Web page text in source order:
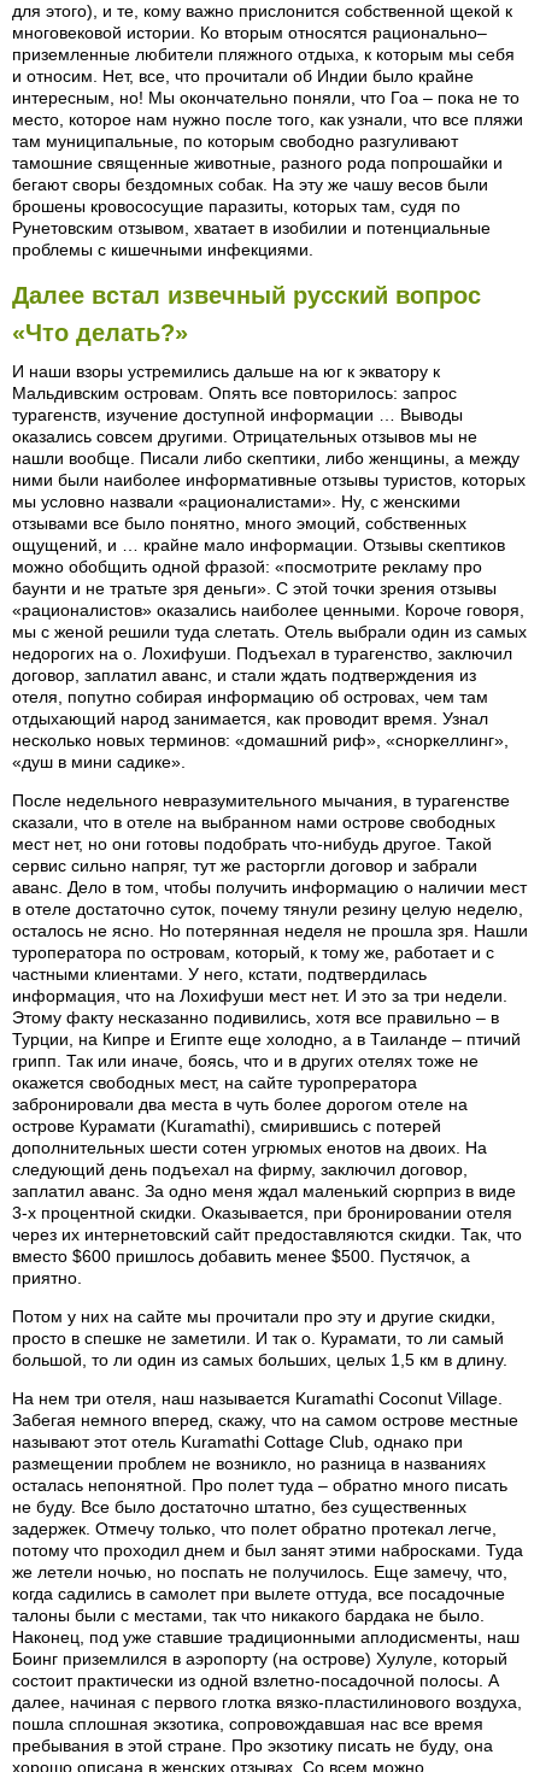
для этого), и те, кому важно прислонится собственной щекой к
многовековой истории. Ко вторым относятся рационально–
приземленные любители пляжного отдыха, к которым мы себя
и относим. Нет, все, что прочитали об Индии было крайне
интересным, но! Мы окончательно поняли, что Гоа – пока не то
место, которое нам нужно после того, как узнали, что все пляжи
там муниципальные, по которым свободно разгуливают
тамошние священные животные, разного рода попрошайки и
бегают своры бездомных собак. На эту же чашу весов были
брошены кровососущие паразиты, которых там, судя по
Рунетовским отзывом, хватает в изобилии и потенциальные
проблемы с кишечными инфекциями.
Далее встал извечный русский вопрос
«Что делать?»
И наши взоры устремились дальше на юг к экватору к
Мальдивским островам. Опять все повторилось: запрос
турагенств, изучение доступной информации … Выводы
оказались совсем другими. Отрицательных отзывов мы не
нашли вообще. Писали либо скептики, либо женщины, а между
ними были наиболее информативные отзывы туристов, которых
мы условно назвали «рационалистами». Ну, с женскими
отзывами все было понятно, много эмоций, собственных
ощущений, и … крайне мало информации. Отзывы скептиков
можно обобщить одной фразой: «посмотрите рекламу про
баунти и не тратьте зря деньги». С этой точки зрения отзывы
«рационалистов» оказались наиболее ценными. Короче говоря,
мы с женой решили туда слетать. Отель выбрали один из самых
недорогих на о. Лохифуши. Подъехал в турагенство, заключил
договор, заплатил аванс, и стали ждать подтверждения из
отеля, попутно собирая информацию об островах, чем там
отдыхающий народ занимается, как проводит время. Узнал
несколько новых терминов: «домашний риф», «сноркеллинг»,
«душ в мини садике».
После недельного невразумительного мычания, в турагенстве
сказали, что в отеле на выбранном нами острове свободных
мест нет, но они готовы подобрать что-нибудь другое. Такой
сервис сильно напряг, тут же расторгли договор и забрали
аванс. Дело в том, чтобы получить информацию о наличии мест
в отеле достаточно суток, почему тянули резину целую неделю,
осталось не ясно. Но потерянная неделя не прошла зря. Нашли
туроператора по островам, который, к тому же, работает и с
частными клиентами. У него, кстати, подтвердилась
информация, что на Лохифуши мест нет. И это за три недели.
Этому факту несказанно подивились, хотя все правильно – в
Турции, на Кипре и Египте еще холодно, а в Таиланде – птичий
грипп. Так или иначе, боясь, что и в других отелях тоже не
окажется свободных мест, на сайте туропрератора
забронировали два места в чуть более дорогом отеле на
острове Курамати (Kuramathi), смирившись с потерей
дополнительных шести сотен угрюмых енотов на двоих. На
следующий день подъехал на фирму, заключил договор,
заплатил аванс. За одно меня ждал маленький сюрприз в виде
3-х процентной скидки. Оказывается, при бронировании отеля
через их интернетовский сайт предоставляются скидки. Так, что
вместо $600 пришлось добавить менее $500. Пустячок, а
приятно.
Потом у них на сайте мы прочитали про эту и другие скидки,
просто в спешке не заметили. И так о. Курамати, то ли самый
большой, то ли один из самых больших, целых 1,5 км в длину.
На нем три отеля, наш называется Kuramathi Coconut Village.
Забегая немного вперед, скажу, что на самом острове местные
называют этот отель Kuramathi Cottage Club, однако при
размещении проблем не возникло, но разница в названиях
осталась непонятной. Про полет туда – обратно много писать
не буду. Все было достаточно штатно, без существенных
задержек. Отмечу только, что полет обратно протекал легче,
потому что проходил днем и был занят этими набросками. Туда
же летели ночью, но поспать не получилось. Еще замечу, что,
когда садились в самолет при вылете оттуда, все посадочные
талоны были с местами, так что никакого бардака не было.
Наконец, под уже ставшие традиционными аплодисменты, наш
Боинг приземлился в аэропорту (на острове) Хулуле, который
состоит практически из одной взлетно-посадочной полосы. А
далее, начиная с первого глотка вязко-пластилинового воздуха,
пошла сплошная экзотика, сопровождавшая нас все время
пребывания в этой стране. Про экзотику писать не буду, она
хорошо описана в женских отзывах. Со всем можно